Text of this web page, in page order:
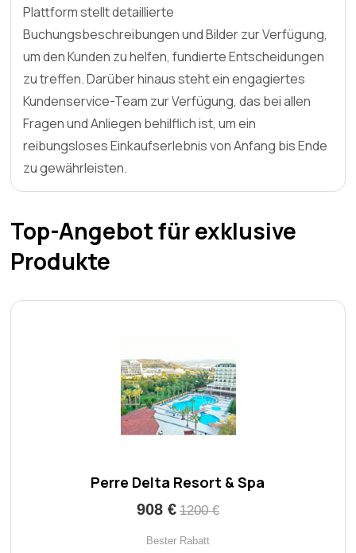
Plattform stellt detaillierte
Buchungsbeschreibungen und Bilder zur Verfügung,
um den Kunden zu helfen, fundierte Entscheidungen
zu treffen. Darüber hinaus steht ein engagiertes
Kundenservice-Team zur Verfügung, das bei allen
Fragen und Anliegen behilflich ist, um ein
reibungsloses Einkaufserlebnis von Anfang bis Ende
zu gewährleisten.
Top-Angebot für exklusive
Produkte
Perre Delta Resort & Spa
908 € 1200 €
Bester Rabatt